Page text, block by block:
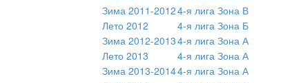
Зима 2011-20124-я лига Зона В
Лето 2012
4-я лига Зона Б
Зима 2012-20134-я лига Зона А
Лето 2013
4-я лига Зона А
Зима 2013-20144-я лига Зона А